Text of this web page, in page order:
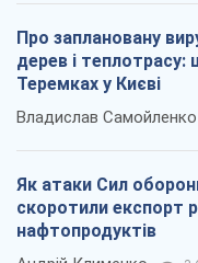
Про заплановану
дерев і теплотрасу:
Теремках у Києві
Владислав Самойленко
Як атаки Сил
скоротили експорт
нафтопродуктів